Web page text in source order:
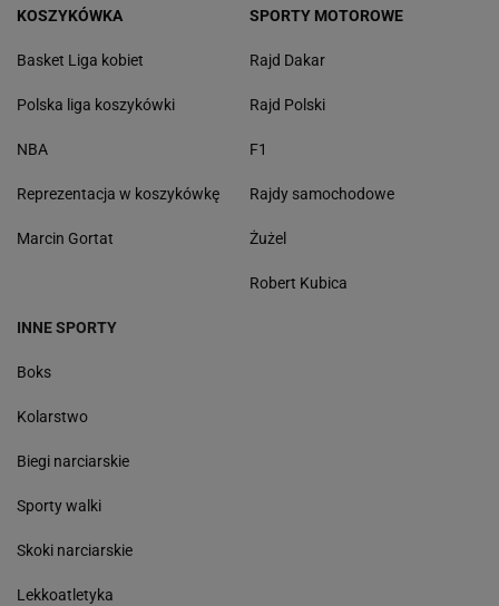
KOSZYKÓWKA
Basket Liga kobiet
Polska liga koszykówki
NBA
Reprezentacja w koszykówkę
Marcin Gortat
SPORTY MOTOROWE
Rajd Dakar
Rajd Polski
F1
Rajdy samochodowe
Żużel
Robert Kubica
INNE SPORTY
Boks
Kolarstwo
Biegi narciarskie
Sporty walki
Skoki narciarskie
Lekkoatletyka